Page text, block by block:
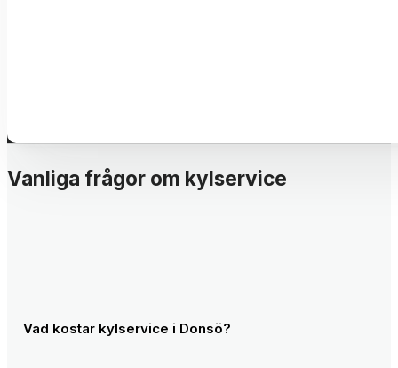
Vanliga frågor om kylservice
Vad kostar kylservice i Donsö?